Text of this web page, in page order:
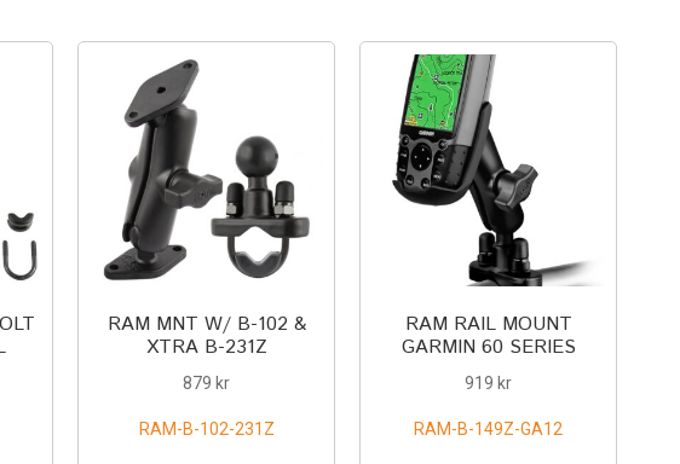
RAM MNT W/ B-102 &
XTRA B-231Z
879 kr
RAM-B-102-231Z
RAM RAIL MOUNT
GARMIN 60 SERIES
919 kr
RAM-B-149Z-GA12